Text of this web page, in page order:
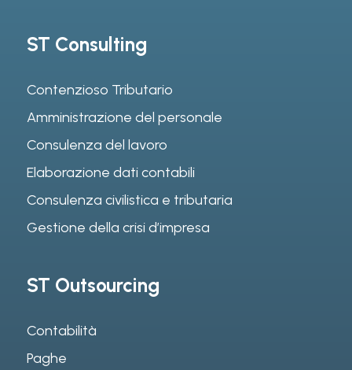
ST Consulting
Contenzioso Tributario
Amministrazione del personale
Consulenza del lavoro
Elaborazione dati contabili
Consulenza civilistica e tributaria
Gestione della crisi d’impresa
ST Outsourcing
Contabilità
Paghe